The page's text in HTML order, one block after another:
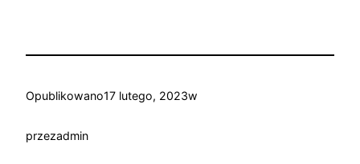
Opublikowano17 lutego, 2023w
przezadmin